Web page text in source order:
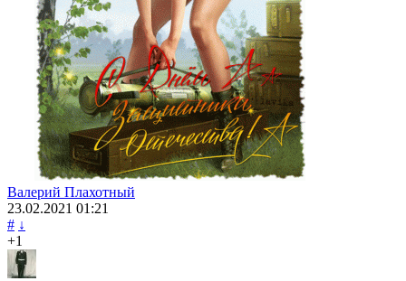
Валерий Плахотный
23.02.2021 01:21
# ↓
+1